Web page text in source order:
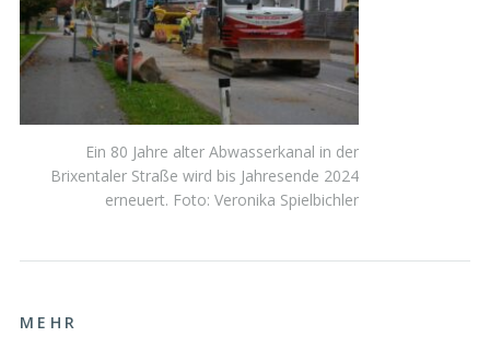
Ein 80 Jahre alter Abwasserkanal in der
Brixentaler Straße wird bis Jahresende 2024
erneuert. Foto: Veronika Spielbichler
MEHR